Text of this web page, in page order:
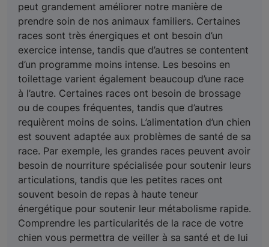
peut grandement améliorer notre manière de
prendre soin de nos animaux familiers. Certaines
races sont très énergiques et ont besoin d’un
exercice intense, tandis que d’autres se contentent
d’un programme moins intense. Les besoins en
toilettage varient également beaucoup d’une race
à l’autre. Certaines races ont besoin de brossage
ou de coupes fréquentes, tandis que d’autres
requièrent moins de soins. L’alimentation d’un chien
est souvent adaptée aux problèmes de santé de sa
race. Par exemple, les grandes races peuvent avoir
besoin de nourriture spécialisée pour soutenir leurs
articulations, tandis que les petites races ont
souvent besoin de repas à haute teneur
énergétique pour soutenir leur métabolisme rapide.
Comprendre les particularités de la race de votre
chien vous permettra de veiller à sa santé et de lui